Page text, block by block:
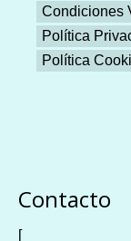
Condiciones
Política
Política
Contacto
[